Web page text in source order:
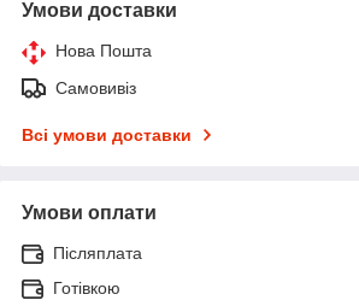
Умови доставки
Нова Пошта
Самовивіз
Всі умови доставки
Умови оплати
Післяплата
Готівкою